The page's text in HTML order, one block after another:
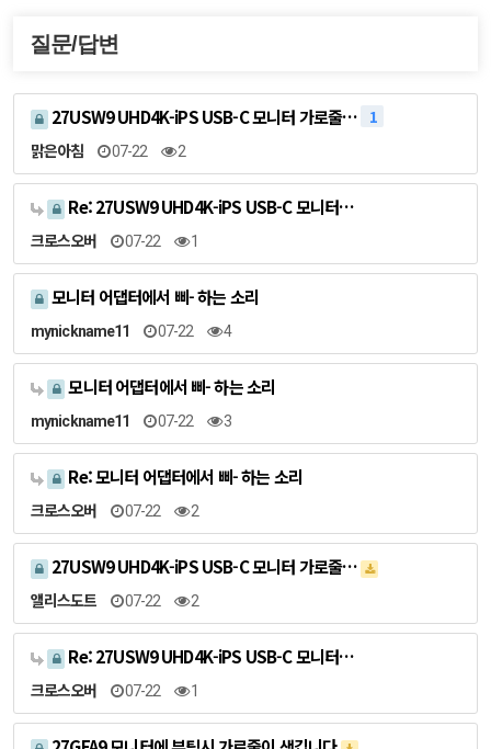
질문/답변
27USW9 UHD4K-iPS USB-C 모니터 가로줄… 1
맑은아침 07-22 2
Re: 27USW9 UHD4K-iPS USB-C 모니터…
크로스오버 07-22 1
모니터 어댑터에서 삐- 하는 소리
mynickname11 07-22 4
모니터 어댑터에서 삐- 하는 소리
mynickname11 07-22 3
Re: 모니터 어댑터에서 삐- 하는 소리
크로스오버 07-22 2
27USW9 UHD4K-iPS USB-C 모니터 가로줄…
앨리스도트 07-22 2
Re: 27USW9 UHD4K-iPS USB-C 모니터…
크로스오버 07-22 1